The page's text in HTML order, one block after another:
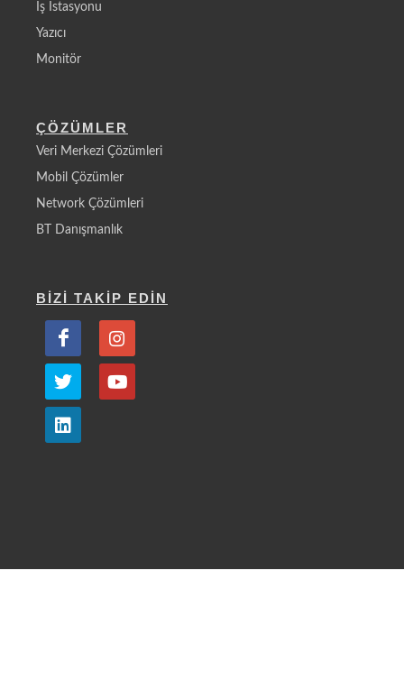
İş İstasyonu
Yazıcı
Monitör
ÇÖZÜMLER
Veri Merkezi Çözümleri
Mobil Çözümler
Network Çözümleri
BT Danışmanlık
BİZİ TAKİP EDİN